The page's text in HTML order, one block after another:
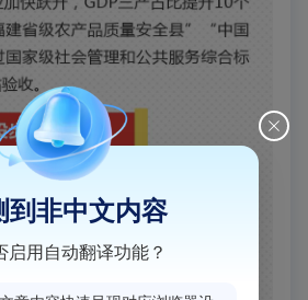
到非中文内容
启用自动翻译功能？